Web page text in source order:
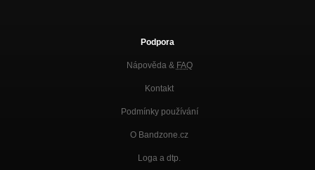
Podpora
Nápověda & FAQ
Kontakt
Podmínky používání
O Bandzone.cz
Loga a dtp.